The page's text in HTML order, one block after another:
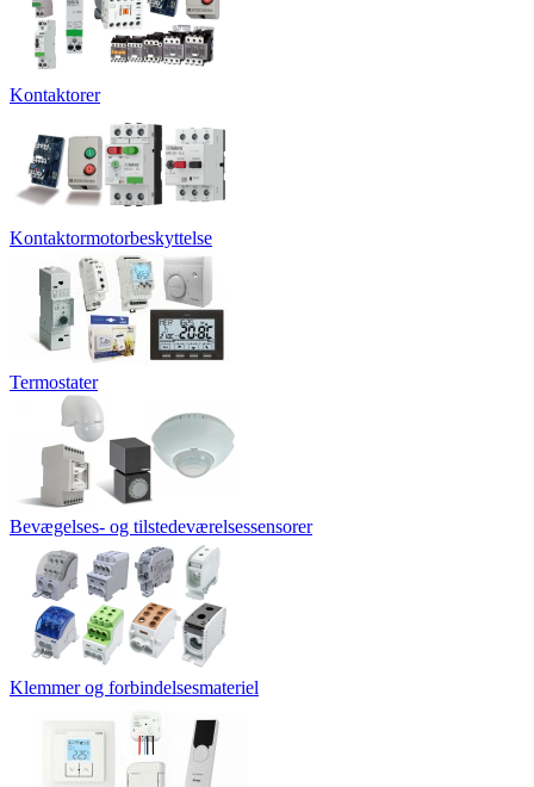
Kontaktorer
Kontaktormotorbeskyttelse
Termostater
Bevægelses- og tilstedeværelsessensorer
Klemmer og forbindelsesmateriel